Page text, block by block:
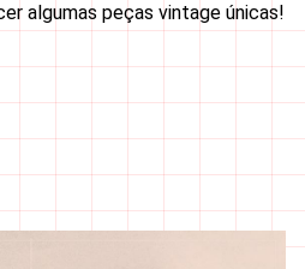
algumas peças vintage únicas!